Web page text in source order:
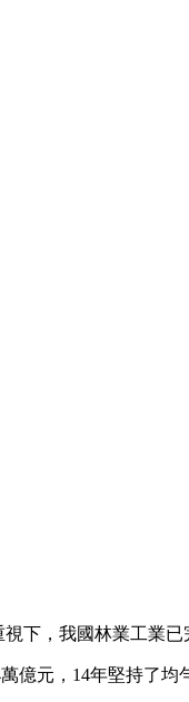
下，我國林業工業已
億元，14年堅持了